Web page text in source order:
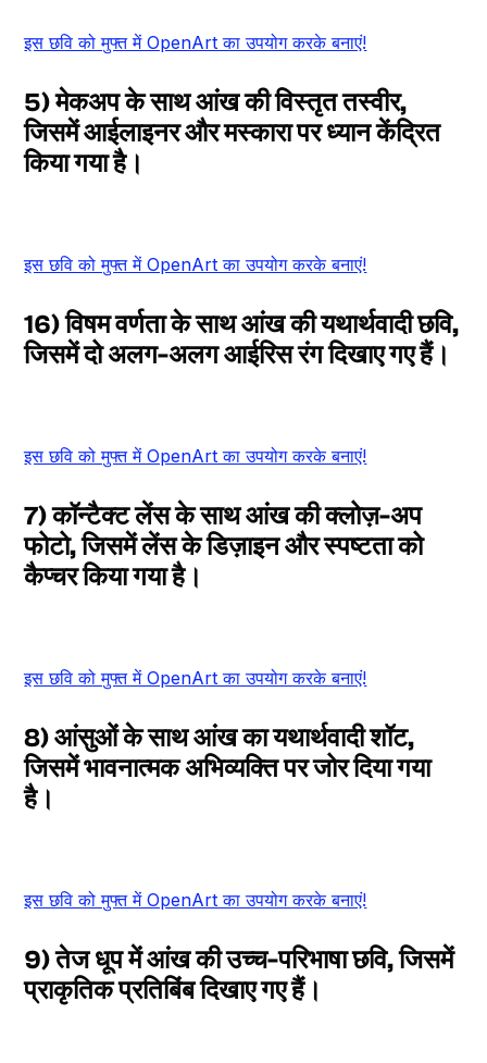
इस छवि को मुफ्त में OpenArt का उपयोग करके बनाएं!
5) मेकअप के साथ आंख की विस्तृत तस्वीर,
जिसमें आईलाइनर और मस्कारा पर ध्यान केंद्रित
किया गया है।
इस छवि को मुफ्त में OpenArt का उपयोग करके बनाएं!
16) विषम वर्णता के साथ आंख की यथार्थवादी छवि,
जिसमें दो अलग-अलग आईरिस रंग दिखाए गए हैं।
इस छवि को मुफ्त में OpenArt का उपयोग करके बनाएं!
7) कॉन्टैक्ट लेंस के साथ आंख की क्लोज़-अप
फोटो, जिसमें लेंस के डिज़ाइन और स्पष्टता को
कैप्चर किया गया है।
इस छवि को मुफ्त में OpenArt का उपयोग करके बनाएं!
8) आंसुओं के साथ आंख का यथार्थवादी शॉट,
जिसमें भावनात्मक अभिव्यक्ति पर जोर दिया गया
है।
इस छवि को मुफ्त में OpenArt का उपयोग करके बनाएं!
9) तेज धूप में आंख की उच्च-परिभाषा छवि, जिसमें
प्राकृतिक प्रतिबिंब दिखाए गए हैं।